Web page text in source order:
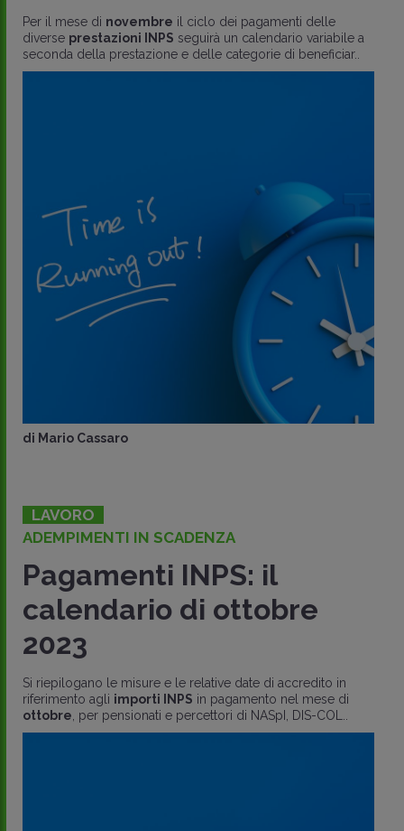
Per il mese di novembre il ciclo dei pagamenti delle
diverse prestazioni INPS seguirà un calendario variabile a
seconda della prestazione e delle categorie di beneficiar..
di Mario Cassaro
LAVORO
ADEMPIMENTI IN SCADENZA
Pagamenti INPS: il
calendario di ottobre
2023
Si riepilogano le misure e le relative date di accredito in
riferimento agli importi INPS in pagamento nel mese di
ottobre , per pensionati e percettori di NASpI, DIS-COL..